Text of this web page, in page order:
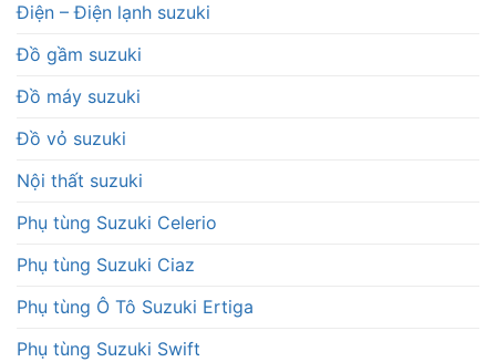
Điện – Điện lạnh suzuki
Đồ gầm suzuki
Đồ máy suzuki
Đồ vỏ suzuki
Nội thất suzuki
Phụ tùng Suzuki Celerio
Phụ tùng Suzuki Ciaz
Phụ tùng Ô Tô Suzuki Ertiga
Phụ tùng Suzuki Swift